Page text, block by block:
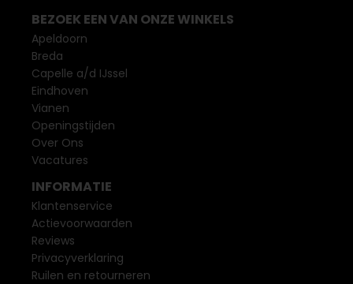
BEZOEK EEN VAN ONZE WINKELS
Apeldoorn
Breda
Capelle a/d IJssel
Eindhoven
Vianen
Openingstijden
Over Ons
Vacatures
INFORMATIE
Klantenservice
Actievoorwaarden
Reviews
Privacyverklaring
Ruilen en retourneren